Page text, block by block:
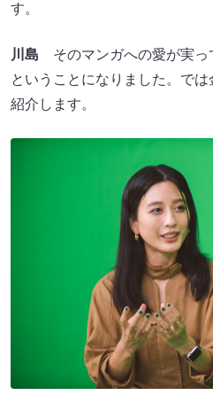
す。
川島 そのマンガへの愛が実っ
ということになりました。で
紹介します。